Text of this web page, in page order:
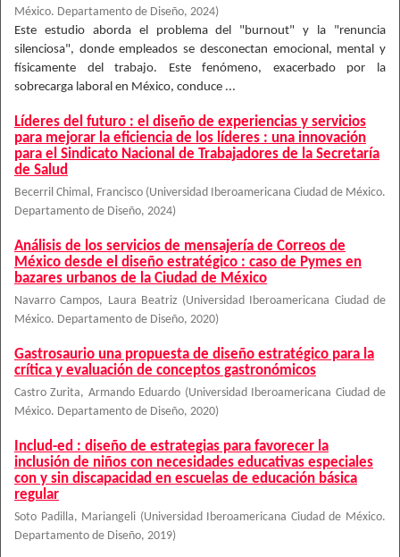
México. Departamento de Diseño, 2024)
Este estudio aborda el problema del "burnout" y la "renuncia
silenciosa", donde empleados se desconectan emocional, mental y
físicamente del trabajo. Este fenómeno, exacerbado por la
sobrecarga laboral en México, conduce ...
Líderes del futuro : el diseño de experiencias y servicios
para mejorar la eficiencia de los líderes : una innovación
para el Sindicato Nacional de Trabajadores de la Secretaría
de Salud
Becerril Chimal, Francisco (Universidad Iberoamericana Ciudad de México.
Departamento de Diseño, 2024)
Análisis de los servicios de mensajería de Correos de
México desde el diseño estratégico : caso de Pymes en
bazares urbanos de la Ciudad de México
Navarro Campos, Laura Beatriz (Universidad Iberoamericana Ciudad de
México. Departamento de Diseño, 2020)
Gastrosaurio una propuesta de diseño estratégico para la
crítica y evaluación de conceptos gastronómicos
Castro Zurita, Armando Eduardo (Universidad Iberoamericana Ciudad de
México. Departamento de Diseño, 2020)
Includ-ed : diseño de estrategias para favorecer la
inclusión de niños con necesidades educativas especiales
con y sin discapacidad en escuelas de educación básica
regular
Soto Padilla, Mariangeli (Universidad Iberoamericana Ciudad de México.
Departamento de Diseño, 2019)